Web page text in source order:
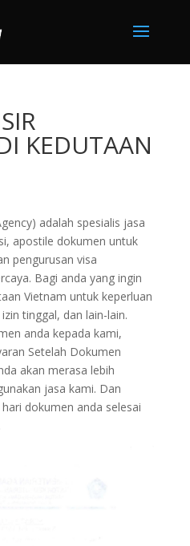
KEDUTAAN
adalah spesialis jasa
apostile dokumen untuk
pengurusan visa
Bagi anda yang ingin
Vietnam untuk keperluan
tinggal, dan lain-lain.
anda kepada kami,
Setelah Dokumen
akan merasa lebih
jasa kami. Dan
dokumen anda selesai